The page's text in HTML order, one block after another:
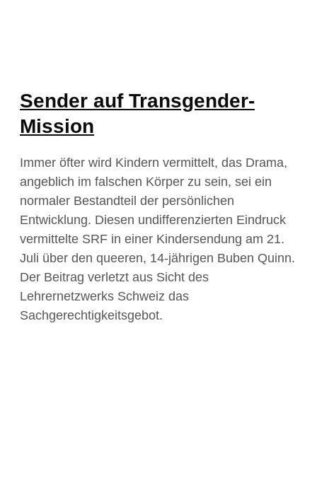
Sender auf Transgender-
Mission
Immer öfter wird Kindern vermittelt, das Drama,
angeblich im falschen Körper zu sein, sei ein
normaler Bestandteil der persönlichen
Entwicklung. Diesen undifferenzierten Eindruck
vermittelte SRF in einer Kindersendung am 21.
Juli über den queeren, 14-jährigen Buben Quinn.
Der Beitrag verletzt aus Sicht des
Lehrernetzwerks Schweiz das
Sachgerechtigkeitsgebot.